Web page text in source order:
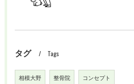
タグ Tags
相模大野 整骨院 コンセプト